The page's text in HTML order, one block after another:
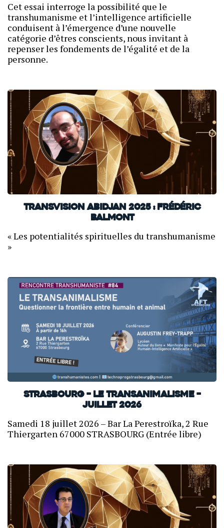
Cet essai interroge la possibilité que le
transhumanisme et l’intelligence artificielle
conduisent à l’émergence d’une nouvelle
catégorie d’êtres conscients, nous invitant à
repenser les fondements de l’égalité et de la
personne.
TransVision Abidjan 2025 : Frédéric
Balmont
« Les potentialités spirituelles du transhumanisme
»
Strasbourg – Le transanimalisme –
Juillet 2026
Samedi 18 juillet 2026 – Bar La Perestroïka, 2 Rue
Thiergarten 67000 STRASBOURG (Entrée libre)